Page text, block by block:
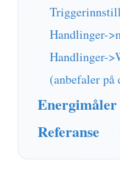
Handlinger-
Handlinger-
(anbefaler
Referanse